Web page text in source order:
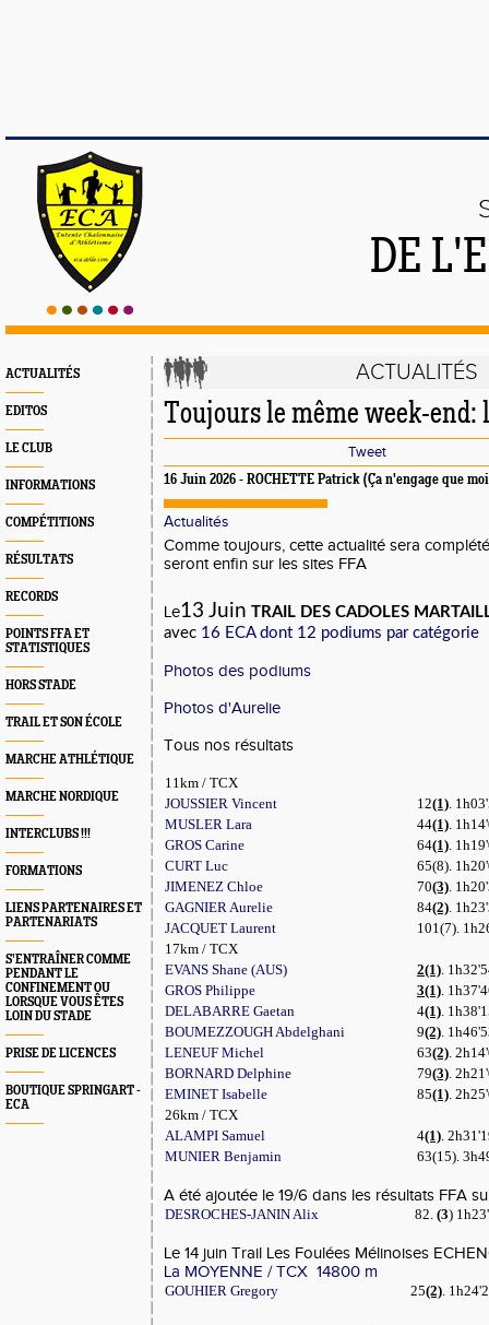
DE
ACTUALITÉS
EDITOS
LE CLUB
INFORMATIONS
COMPÉTITIONS
RÉSULTATS
RECORDS
POINTS FFA ET
STATISTIQUES
HORS STADE
TRAIL ET SON ÉCOLE
MARCHE ATHLÉTIQUE
MARCHE NORDIQUE
INTERCLUBS !!!
FORMATIONS
LIENS PARTENAIRES ET
PARTENARIATS
S’ENTRAÎNER COMME
PENDANT LE
CONFINEMENT OU
LORSQUE VOUS ÊTES
LOIN DU STADE
PRISE DE LICENCES
BOUTIQUE SPRINGART -
ECA
ACTUALITÉS
Toujours le même week-end:
Tweet
16 Juin 2026 - ROCHETTE Patrick (Ça n'engage que
Actualités
Comme toujours, cette actualité sera
seront enfin sur les sites FFA
Le13 Juin TRAIL DES CADOLES
avec 16 ECA dont 12 podiums par catégorie
Photos des podiums
Photos d'Aurelie
Tous nos résultats
11km / TCX
JOUSSIER Vincent
12(1).
MUSLER Lara
44(1).
GROS Carine
64(1).
CURT Luc
65(8).
JIMENEZ Chloe
70(3).
GAGNIER Aurelie
84(2).
JACQUET Laurent
101(7).
17km / TCX
EVANS Shane (AUS)
2(1).
GROS Philippe
3(1).
DELABARRE Gaetan
4(1).
BOUMEZZOUGH Abdelghani
9(2).
LENEUF Michel
63(2).
BORNARD Delphine
79(3).
EMINET Isabelle
85(1).
26km / TCX
ALAMPI Samuel
4(1).
MUNIER Benjamin
63(15).
A été ajoutée le 19/6 dans les résultats FFA
DESROCHES-JANIN Alix 82. (3)
Le 14 juin Trail Les Foulées Mélinoises
La MOYENNE / TCX 14800 m
GOUHIER Gregory 25(2).